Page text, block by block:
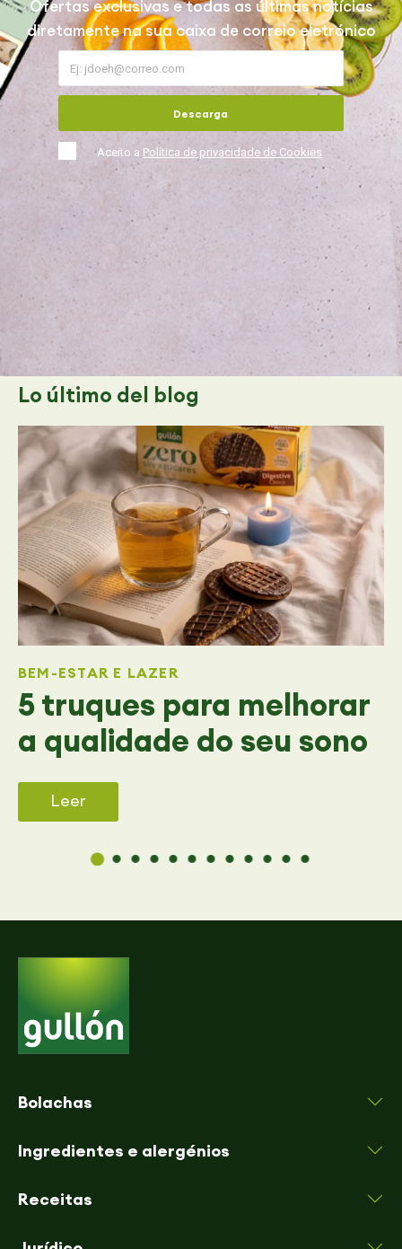
Ofertas exclusivas e todas as últimas notícias
diretamente na sua caixa de correio eletrónico
Aceito a Política de privacidade de Cookies
Descarga
Lo último del blog
5 truques para melhorar
a qualidade do seu sono
BEM-ESTAR E LAZER
Leer
Bolachas
Ingredientes e alergénios
Receitas